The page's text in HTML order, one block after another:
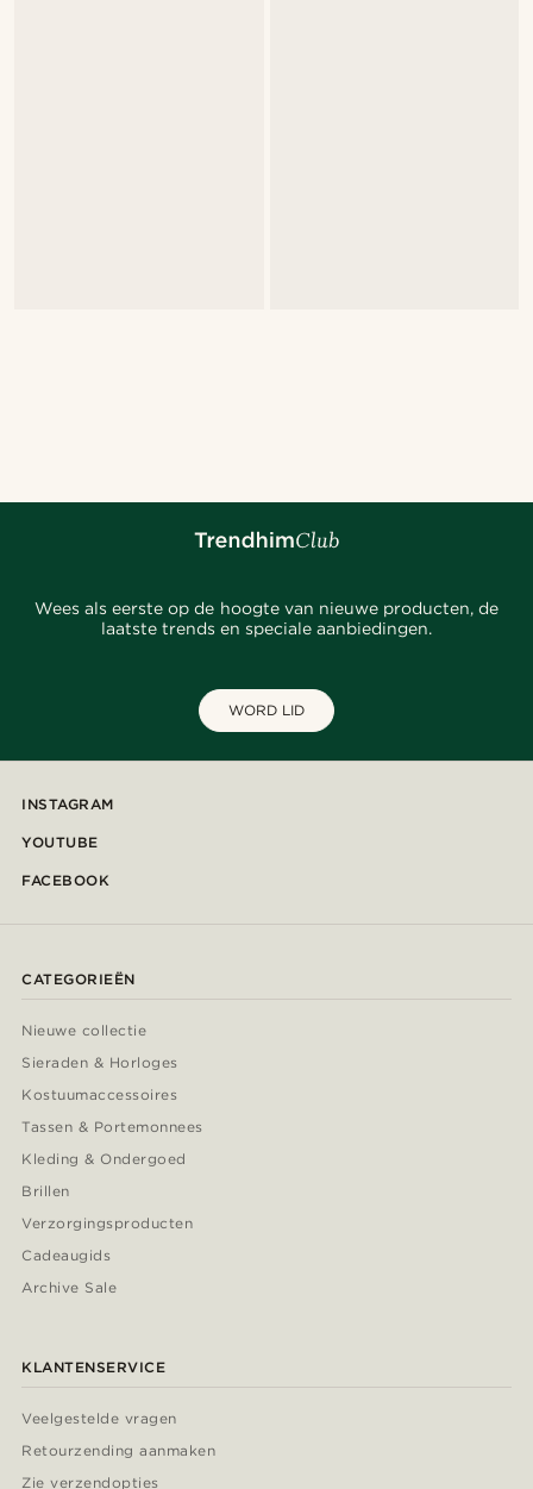
Wees als eerste op de hoogte van nieuwe producten, de
laatste trends en speciale aanbiedingen.
WORD LID
INSTAGRAM
YOUTUBE
FACEBOOK
CATEGORIEËN
Nieuwe collectie
Sieraden & Horloges
Kostuumaccessoires
Tassen & Portemonnees
Kleding & Ondergoed
Brillen
Verzorgingsproducten
Cadeaugids
Archive Sale
KLANTENSERVICE
Veelgestelde vragen
Retourzending aanmaken
Zie verzendopties